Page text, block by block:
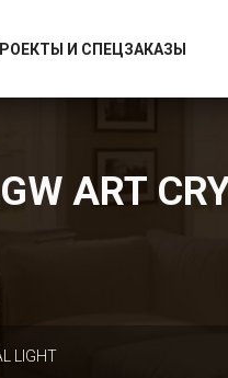
И СПЕЦЗАКАЗЫ
ART
LIGHT